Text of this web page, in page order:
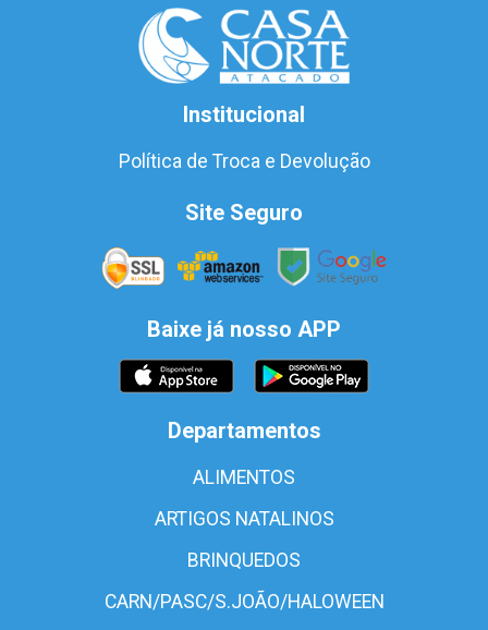
Institucional
Política de Troca e Devolução
Site Seguro
Baixe já nosso APP
Departamentos
ALIMENTOS
ARTIGOS NATALINOS
BRINQUEDOS
CARN/PASC/S.JOÃO/HALOWEEN